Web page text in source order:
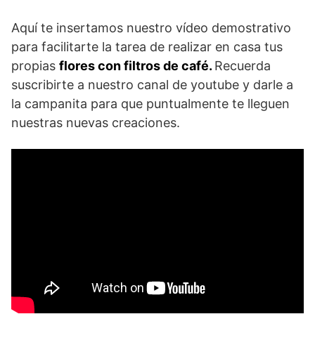
Aquí te insertamos nuestro vídeo demostrativo
para facilitarte la tarea de realizar en casa tus
propias flores con filtros de café. Recuerda
suscribirte a nuestro canal de youtube y darle a
la campanita para que puntualmente te lleguen
nuestras nuevas creaciones.